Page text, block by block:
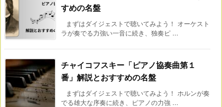
すめの名盤
まずはダイジェストで聴いてみよう！ オーケスト
ラが奏でる力強い一音に続き、独奏ピ ...
チャイコフスキー「ピアノ協奏曲第１
番」解説とおすすめの名盤
まずはダイジェストで聴いてみよう！ ホルンが奏
でる雄大な序奏に続き、ピアノの力強 ...